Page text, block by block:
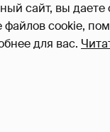
сайт, вы даете
файлов cookie,
для вас.